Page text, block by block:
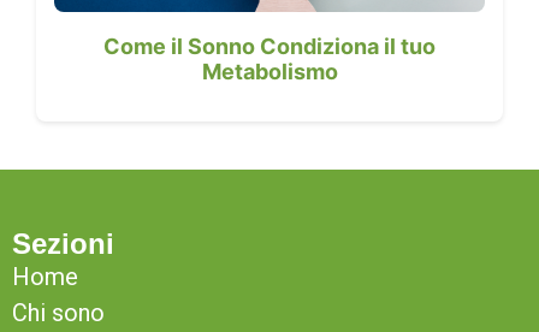
Come il Sonno Condiziona il tuo
Metabolismo
Sezioni
Home
Chi sono